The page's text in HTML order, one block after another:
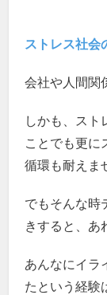
ストレス社会
会社や人間関
しかも、スト
ことでも更に
循環も耐えま
でもそんな時
きすると、あ
あんなにイラ
たという経験